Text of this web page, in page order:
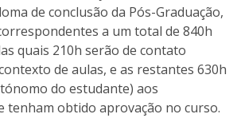
de conclusão da Pós-Graduação,
a um total de 840h
quais 210h serão de contato
de aulas, e as restantes 630h
do estudante) aos
tenham obtido aprovação no curso.